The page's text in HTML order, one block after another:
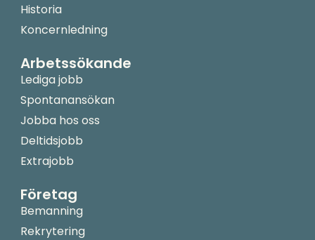
Arbetssökande
Lediga jobb
Spontanansökan
Jobba hos oss
Deltidsjobb
Extrajobb
Företag
Bemanning
Rekrytering
Historia
Koncernledning